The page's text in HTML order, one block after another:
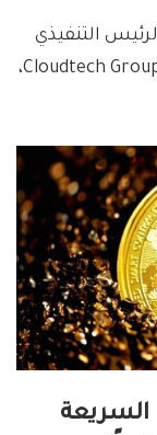
التنفيذي
للعمليات في شركة التكنولوجيا المالية Cloudtech Group،
السريعة